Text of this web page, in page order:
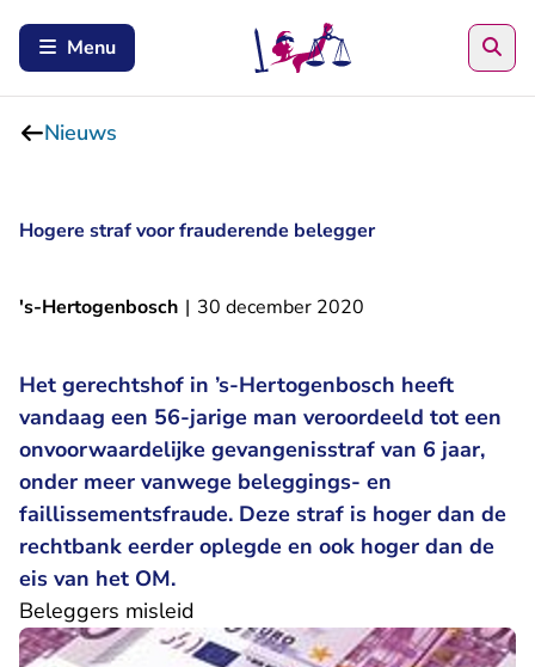
Menu
Nieuws
Hogere straf voor frauderende belegger
's-Hertogenbosch | 30 december 2020
Het gerechtshof in ’s-Hertogenbosch heeft
vandaag een 56-jarige man veroordeeld tot een
onvoorwaardelijke gevangenisstraf van 6 jaar,
onder meer vanwege beleggings- en
faillissementsfraude. Deze straf is hoger dan de
rechtbank eerder oplegde en ook hoger dan de
eis van het OM.
Beleggers misleid